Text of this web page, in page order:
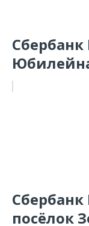
Сбербанк
посёлок